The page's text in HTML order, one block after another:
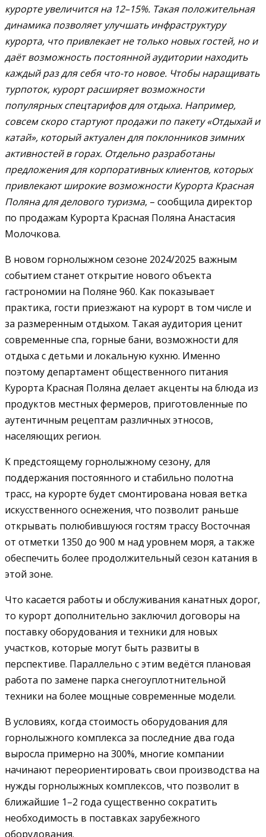
курорте увеличится на 12–15%. Такая положительная
динамика позволяет улучшать инфраструктуру
курорта, что привлекает не только новых гостей, но и
даёт возможность постоянной аудитории находить
каждый раз для себя что-то новое. Чтобы наращивать
турпоток, курорт расширяет возможности
популярных спецтарифов для отдыха. Например,
совсем скоро стартуют продажи по пакету «Отдыхай и
катай», который актуален для поклонников зимних
активностей в горах. Отдельно разработаны
предложения для корпоративных клиентов, которых
привлекают широкие возможности Курорта Красная
Поляна для делового туризма, – сообщила директор
по продажам Курорта Красная Поляна Анастасия
Молочкова.
В новом горнолыжном сезоне 2024/2025 важным
событием станет открытие нового объекта
гастрономии на Поляне 960. Как показывает
практика, гости приезжают на курорт в том числе и
за размеренным отдыхом. Такая аудитория ценит
современные спа, горные бани, возможности для
отдыха с детьми и локальную кухню. Именно
поэтому департамент общественного питания
Курорта Красная Поляна делает акценты на блюда из
продуктов местных фермеров, приготовленные по
аутентичным рецептам различных этносов,
населяющих регион.
К предстоящему горнолыжному сезону, для
поддержания постоянного и стабильно полотна
трасс, на курорте будет смонтирована новая ветка
искусственного оснежения, что позволит раньше
открывать полюбившуюся гостям трассу Восточная
от отметки 1350 до 900 м над уровнем моря, а также
обеспечить более продолжительный сезон катания в
этой зоне.
Что касается работы и обслуживания канатных дорог,
то курорт дополнительно заключил договоры на
поставку оборудования и техники для новых
участков, которые могут быть развиты в
перспективе. Параллельно с этим ведётся плановая
работа по замене парка снегоуплотнительной
техники на более мощные современные модели.
В условиях, когда стоимость оборудования для
горнолыжного комплекса за последние два года
выросла примерно на 300%, многие компании
начинают переориентировать свои производства на
нужды горнолыжных комплексов, что позволит в
ближайшие 1–2 года существенно сократить
необходимость в поставках зарубежного
оборудования.